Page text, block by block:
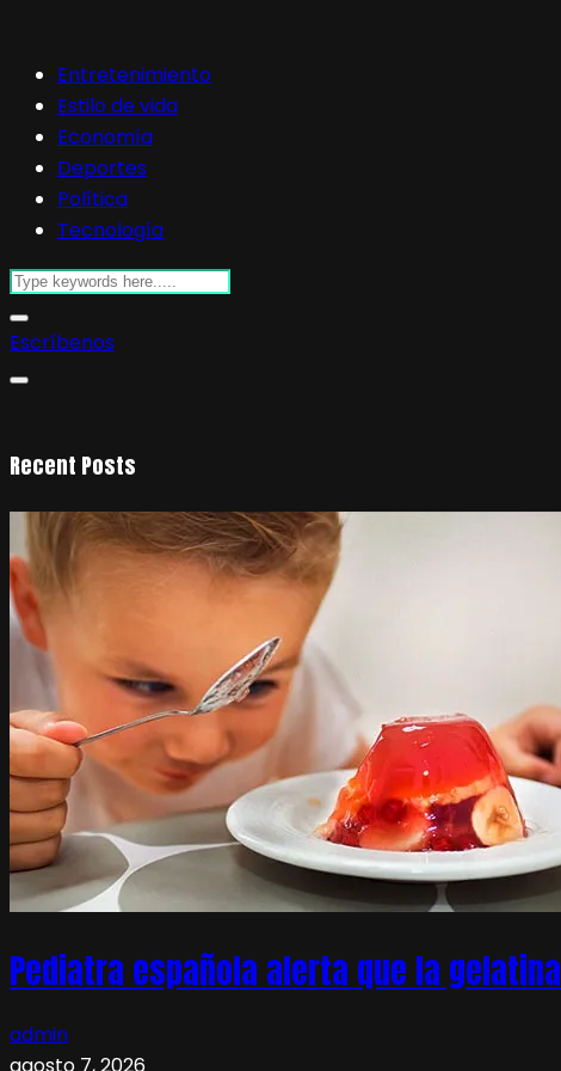
Entretenimiento
Estilo de vida
Economía
Deportes
Política
Tecnología
Escríbenos
Recent Posts
Pediatra española alerta que la
admin